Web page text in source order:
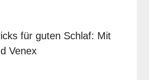
für guten Schlaf: Mit
Venex